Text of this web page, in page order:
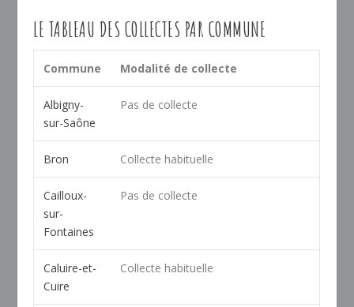
LE TABLEAU DES COLLECTES PAR COMMUNE
Commune Modalité de collecte
Albigny-
sur-Saône
Pas de collecte
Bron Collecte habituelle
Cailloux-
sur-
Fontaines
Pas de collecte
Caluire-et-
Cuire
Collecte habituelle